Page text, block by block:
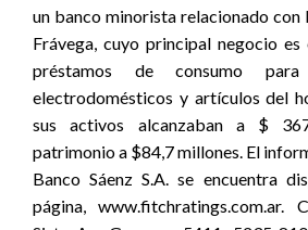
un banco minorista relacionado con
Frávega, cuyo principal negocio
préstamos de consumo
electrodomésticos y artículos del
sus activos alcanzaban a $
patrimonio a $84,7 millones. El
Banco Sáenz S.A. se encuentra
página, www.fitchratings.com.ar.